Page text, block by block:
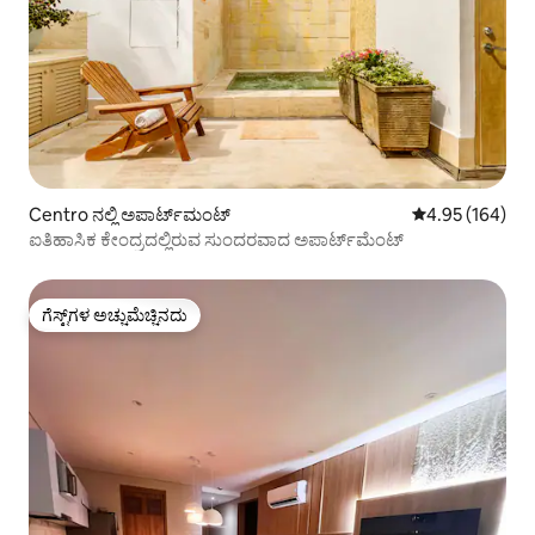
Centro ನಲ್ಲಿ ಅಪಾರ್ಟ್‌ಮಂಟ್ 5 ರಲ್ಲಿ 4.95
4.95 (164)
ಐತಿಹಾಸಿಕ ಕೇಂದ್ರದಲ್ಲಿರುವ ಸುಂದರವಾದ ಅಪಾರ್ಟ್‌ಮೆಂಟ್
ಗೆಸ್ಟ್‌ಗಳ ಅಚ್ಚುಮೆಚ್ಚಿನದು
ಗೆಸ್ಟ್‌ಗಳ ಅಚ್ಚುಮೆಚ್ಚಿನದು